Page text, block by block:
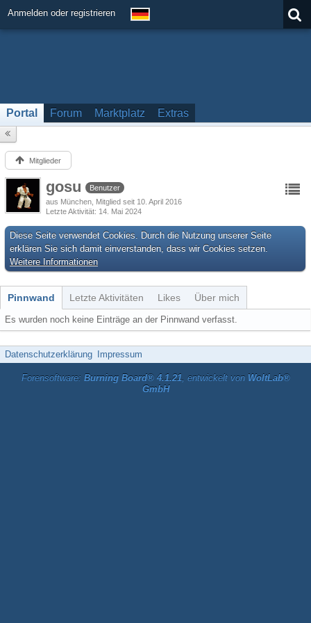
Anmelden oder registrieren
Portal Forum Marktplatz Extras
Mitglieder
gosu
Benutzer
aus München Mitglied seit 10. April 2016
Letzte Aktivität 14. Mai 2024
Diese Seite verwendet Cookies. Durch die Nutzung unserer Seite
erklären Sie sich damit einverstanden, dass wir Cookies setzen.
Weitere Informationen
Pinnwand Letzte Aktivitäten Likes Über mich
Es wurden noch keine Einträge an der Pinnwand verfasst.
Datenschutzerklärung Impressum
Forensoftware: Burning Board® 4.1.21, entwickelt von WoltLab®
GmbH